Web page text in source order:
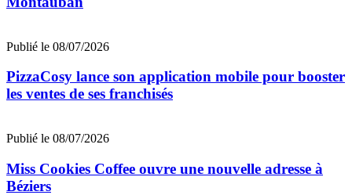
Publié le 08/07/2026
PizzaCosy lance son application mobile pour booster
les ventes de ses franchisés
Publié le 08/07/2026
Miss Cookies Coffee ouvre une nouvelle adresse à
Béziers